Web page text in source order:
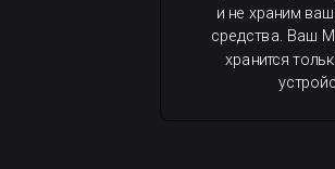
и не храним
средства. Ваш
хранится